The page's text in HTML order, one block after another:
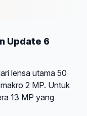
Update 6
lensa utama 50
2 MP. Untuk
13 MP yang